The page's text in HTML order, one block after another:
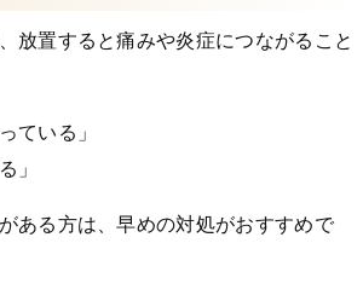
放置すると痛みや炎症につながること
ている」
」
ある方は、早めの対処がおすすめで